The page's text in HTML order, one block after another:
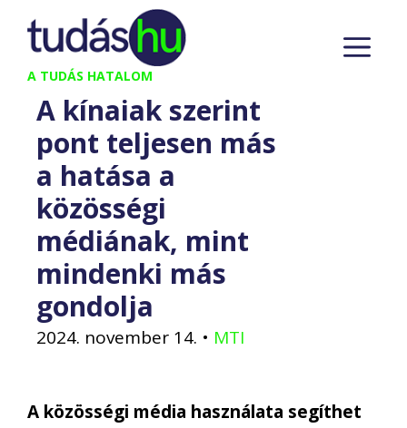
Kilépés
tartalomba
A TUDÁS HATALOM
A kínaiak szerint
pont teljesen más
a hatása a
közösségi
médiának, mint
mindenki más
gondolja
2024. november 14. • MTI
A közösségi média használata segíthet